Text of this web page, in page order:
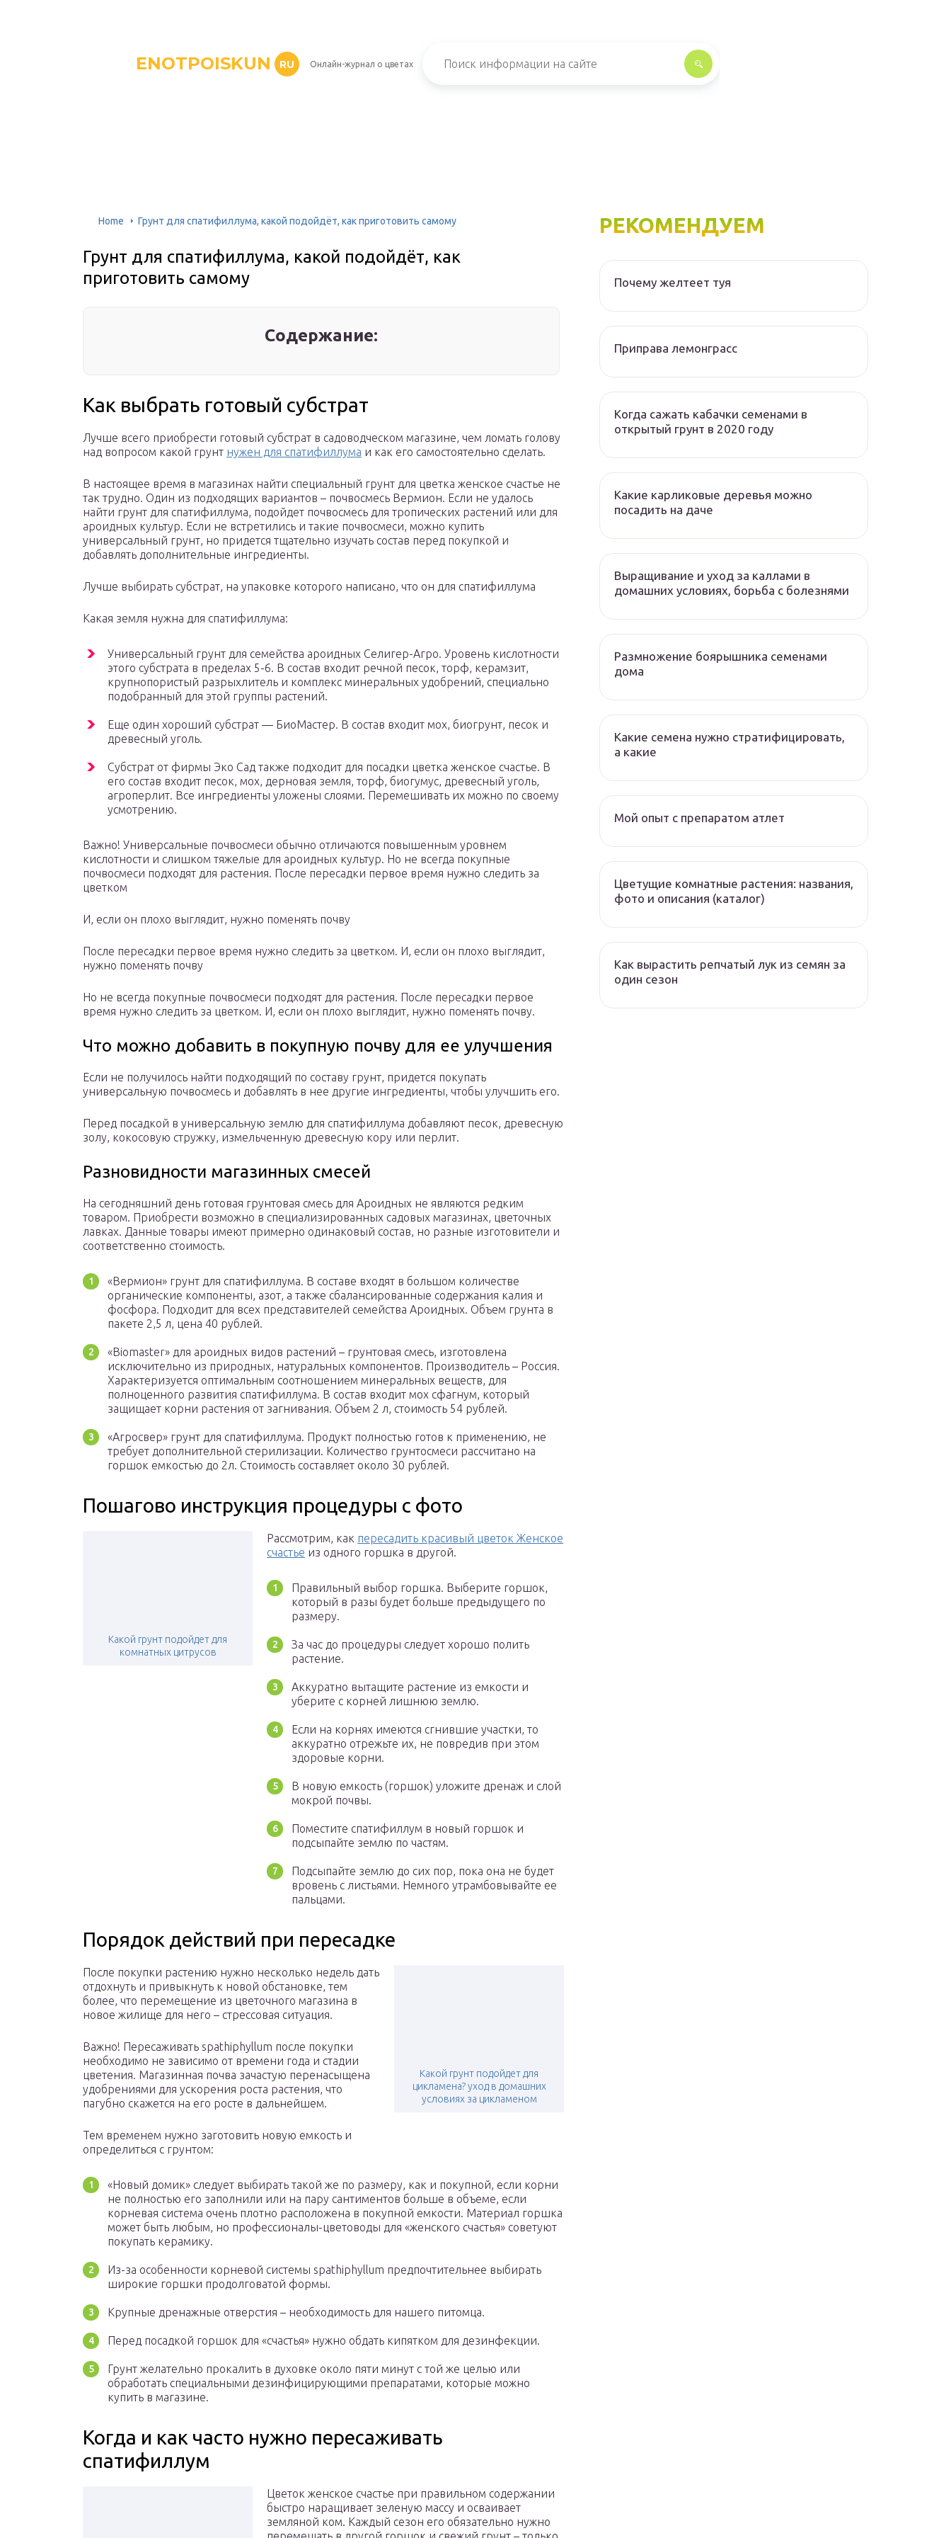
ENOTPOISKUN RU Онлайн-журнал о цветах
Home Грунт для спатифиллума, какой подойдёт, как приготовить самому
Грунт для спатифиллума, какой подойдёт, как
приготовить самому
Содержание:
Как выбрать готовый субстрат
Лучше всего приобрести готовый субстрат в садоводческом магазине, чем ломать голову
над вопросом какой грунт нужен для спатифиллума и как его самостоятельно сделать.
В настоящее время в магазинах найти специальный грунт для цветка женское счастье не
так трудно. Один из подходящих вариантов – почвосмесь Вермион. Если не удалось
найти грунт для спатифиллума, подойдет почвосмесь для тропических растений или для
ароидных культур. Если не встретились и такие почвосмеси, можно купить
универсальный грунт, но придется тщательно изучать состав перед покупкой и
добавлять дополнительные ингредиенты.
Лучше выбирать субстрат, на упаковке которого написано, что он для спатифиллума
Какая земля нужна для спатифиллума:
Универсальный грунт для семейства ароидных Селигер-Агро. Уровень кислотности
этого субстрата в пределах 5-6. В состав входит речной песок, торф, керамзит,
крупнопористый разрыхлитель и комплекс минеральных удобрений, специально
подобранный для этой группы растений.
Еще один хороший субстрат — БиоМастер. В состав входит мох, биогрунт, песок и
древесный уголь.
Субстрат от фирмы Эко Сад также подходит для посадки цветка женское счастье. В
его состав входит песок, мох, дерновая земля, торф, биогумус, древесный уголь,
агроперлит. Все ингредиенты уложены слоями. Перемешивать их можно по своему
усмотрению.
Важно! Универсальные почвосмеси обычно отличаются повышенным уровнем
кислотности и слишком тяжелые для ароидных культур. Но не всегда покупные
почвосмеси подходят для растения. После пересадки первое время нужно следить за
цветком
И, если он плохо выглядит, нужно поменять почву
После пересадки первое время нужно следить за цветком. И, если он плохо выглядит,
нужно поменять почву
Но не всегда покупные почвосмеси подходят для растения. После пересадки первое
время нужно следить за цветком. И, если он плохо выглядит, нужно поменять почву.
Что можно добавить в покупную почву для ее улучшения
Если не получилось найти подходящий по составу грунт, придется покупать
универсальную почвосмесь и добавлять в нее другие ингредиенты, чтобы улучшить его.
Перед посадкой в универсальную землю для спатифиллума добавляют песок, древесную
золу, кокосовую стружку, измельченную древесную кору или перлит.
Разновидности магазинных смесей
На сегодняшний день готовая грунтовая смесь для Ароидных не являются редким
товаром. Приобрести возможно в специализированных садовых магазинах, цветочных
лавках. Данные товары имеют примерно одинаковый состав, но разные изготовители и
соответственно стоимость.
«Вермион» грунт для спатифиллума. В составе входят в большом количестве
органические компоненты, азот, а также сбалансированные содержания калия и
фосфора. Подходит для всех представителей семейства Ароидных. Объем грунта в
пакете 2,5 л, цена 40 рублей.
«Biomaster» для ароидных видов растений – грунтовая смесь, изготовлена
исключительно из природных, натуральных компонентов. Производитель – Россия.
Характеризуется оптимальным соотношением минеральных веществ, для
полноценного развития спатифиллума. В состав входит мох сфагнум, который
защищает корни растения от загнивания. Объем 2 л, стоимость 54 рублей.
«Агросвер» грунт для спатифиллума. Продукт полностью готов к применению, не
требует дополнительной стерилизации. Количество грунтосмеси рассчитано на
горшок емкостью до 2л. Стоимость составляет около 30 рублей.
Пошагово инструкция процедуры с фото
Какой грунт подойдет для
комнатных цитрусов
Рассмотрим, как пересадить красивый цветок Женское
счастье из одного горшка в другой.
Правильный выбор горшка. Выберите горшок,
который в разы будет больше предыдущего по
размеру.
За час до процедуры следует хорошо полить
растение.
Аккуратно вытащите растение из емкости и
уберите с корней лишнюю землю.
Если на корнях имеются сгнившие участки, то
аккуратно отрежьте их, не повредив при этом
здоровые корни.
В новую емкость (горшок) уложите дренаж и слой
мокрой почвы.
Поместите спатифиллум в новый горшок и
подсыпайте землю по частям.
Подсыпайте землю до сих пор, пока она не будет
вровень с листьями. Немного утрамбовывайте ее
пальцами.
Порядок действий при пересадке
Какой грунт подойдет для
цикламена? уход в домашних
условиях за цикламеном
После покупки растению нужно несколько недель дать
отдохнуть и привыкнуть к новой обстановке, тем
более, что перемещение из цветочного магазина в
новое жилище для него – стрессовая ситуация.
Важно! Пересаживать spathiphyllum после покупки
необходимо не зависимо от времени года и стадии
цветения. Магазинная почва зачастую перенасыщена
удобрениями для ускорения роста растения, что
пагубно скажется на его росте в дальнейшем.
Тем временем нужно заготовить новую емкость и
определиться с грунтом:
«Новый домик» следует выбирать такой же по размеру, как и покупной, если корни
не полностью его заполнили или на пару сантиментов больше в объеме, если
корневая система очень плотно расположена в покупной емкости. Материал горшка
может быть любым, но профессионалы-цветоводы для «женского счастья» советуют
покупать керамику.
Из-за особенности корневой системы spathiphyllum предпочтительнее выбирать
широкие горшки продолговатой формы.
Крупные дренажные отверстия – необходимость для нашего питомца.
Перед посадкой горшок для «счастья» нужно обдать кипятком для дезинфекции.
Грунт желательно прокалить в духовке около пяти минут с той же целью или
обработать специальными дезинфицирующими препаратами, которые можно
купить в магазине.
Когда и как часто нужно пересаживать
спатифиллум
Цветок женское счастье при правильном содержании
быстро наращивает зеленую массу и осваивает
земляной ком. Каждый сезон его обязательно нужно
РЕКОМЕНДУЕМ
Почему желтеет туя
Приправа лемонграсс
Когда сажать кабачки семенами в
открытый грунт в 2020 году
Какие карликовые деревья можно
посадить на даче
Выращивание и уход за каллами в
домашних условиях, борьба с болезнями
Размножение боярышника семенами
дома
Какие семена нужно стратифицировать,
а какие
Мой опыт с препаратом атлет
Цветущие комнатные растения: названия,
фото и описания (каталог)
Как вырастить репчатый лук из семян за
один сезон